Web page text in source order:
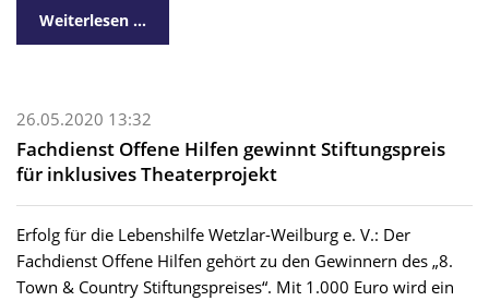
Weiterlesen …
26.05.2020 13:32
Fachdienst Offene Hilfen gewinnt Stiftungspreis
für inklusives Theaterprojekt
Erfolg für die Lebenshilfe Wetzlar-Weilburg e. V.: Der
Fachdienst Offene Hilfen gehört zu den Gewinnern des „8.
Town & Country Stiftungspreises“. Mit 1.000 Euro wird ein